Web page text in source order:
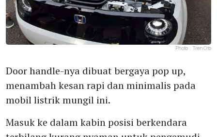
Photo : TrenOto
Door handle-nya dibuat bergaya pop up,
menambah kesan rapi dan minimalis pada
mobil listrik mungil ini.
Masuk ke dalam kabin posisi berkendara